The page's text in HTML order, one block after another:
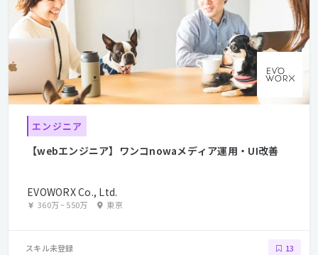
エンジニア
【webエンジニア】ワンコnowaメディア運用・UI改善
EVOWORX Co., Ltd.
360万~550万 東京
スキル未登録 13